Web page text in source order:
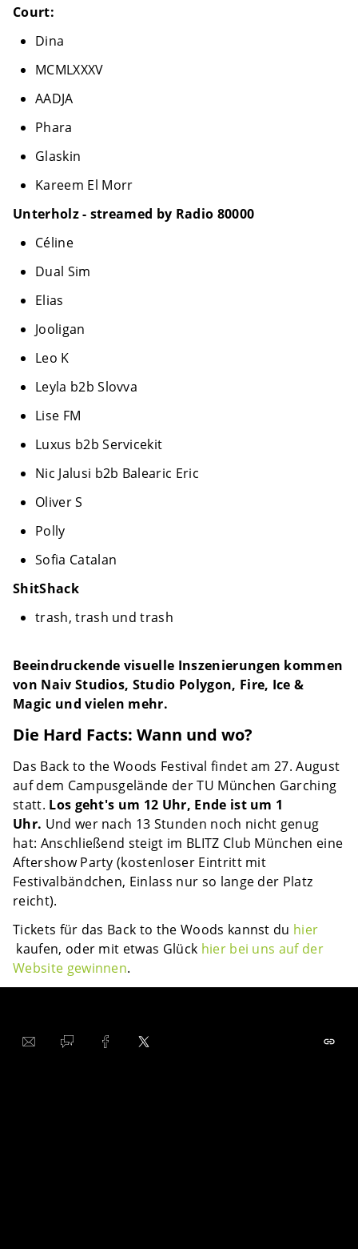
Court:
Dina
MCMLXXXV
AADJA
Phara
Glaskin
Kareem El Morr
Unterholz - streamed by Radio 80000
Céline
Dual Sim
Elias
Jooligan
Leo K
Leyla b2b Slovva
Lise FM
Luxus b2b Servicekit
Nic Jalusi b2b Balearic Eric
Oliver S
Polly
Sofia Catalan
ShitShack
trash, trash und trash
Beeindruckende visuelle Inszenierungen kommen
von Naiv Studios, Studio Polygon, Fire, Ice &
Magic und vielen mehr.
Die Hard Facts: Wann und wo?
Das Back to the Woods Festival findet am 27. August
auf dem Campusgelände der TU München Garching
statt. Los geht's um 12 Uhr, Ende ist um 1
Uhr. Und wer nach 13 Stunden noch nicht genug
hat: Anschließend steigt im BLITZ Club München eine
Aftershow Party (kostenloser Eintritt mit
Festivalbändchen, Einlass nur so lange der Platz
reicht).
Tickets für das Back to the Woods kannst du hier
kaufen, oder mit etwas Glück hier bei uns auf der
Website gewinnen.